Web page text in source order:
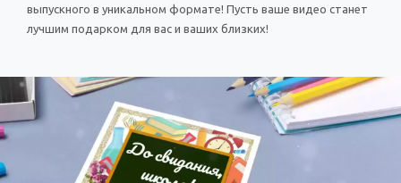
выпускного в уникальном формате! Пусть ваше видео станет
лучшим подарком для вас и ваших близких!